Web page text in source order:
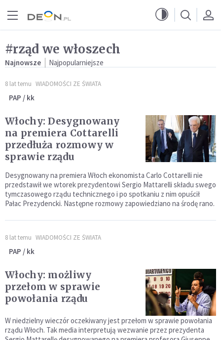
#rząd we włoszech
Najnowsze Najpopularniejsze
8 lat temu WIADOMOŚCI ZE ŚWIATA
PAP / kk
Włochy: Desygnowany
na premiera Cottarelli
przedłuża rozmowy w
sprawie rządu
Desygnowany na premiera Włoch ekonomista Carlo Cottarelli nie
przedstawił we wtorek prezydentowi Sergio Mattarelli składu swego
tymczasowego rządu technicznego i po spotkaniu z nim opuścił
Pałac Prezydencki. Następne rozmowy zapowiedziano na środę rano.
8 lat temu WIADOMOŚCI ZE ŚWIATA
PAP / kk
Włochy: możliwy
przełom w sprawie
powołania rządu
W niedzielny wieczór oczekiwany jest przełom w sprawie powołania
rządu Włoch. Tak media interpretują wezwanie przez prezydenta